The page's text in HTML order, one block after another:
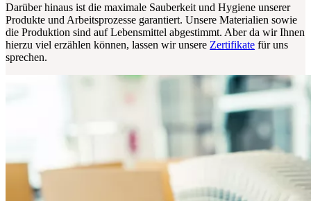
Darüber hinaus ist die maximale Sauberkeit und Hygiene unserer
Produkte und Arbeitsprozesse garantiert. Unsere Materialien sowie
die Produktion sind auf Lebensmittel abgestimmt. Aber da wir Ihnen
hierzu viel erzählen können, lassen wir unsere Zertifikate für uns
sprechen.